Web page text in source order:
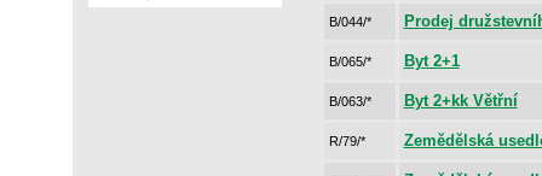
B/044/* Prodej
B/065/* Byt 2+1
B/063/* Byt 2+kk Větřní
R/79/* Zemědělská